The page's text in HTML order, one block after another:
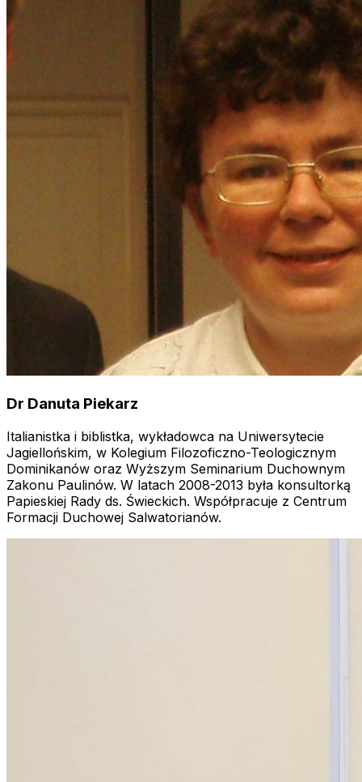
Dr Danuta Piekarz
Italianistka i biblistka, wykładowca na Uniwersytecie
Jagiellońskim, w Kolegium Filozoficzno-Teologicznym
Dominikanów oraz Wyższym Seminarium Duchownym
Zakonu Paulinów. W latach 2008-2013 była konsultorką
Papieskiej Rady ds. Świeckich. Współpracuje z Centrum
Formacji Duchowej Salwatorianów.